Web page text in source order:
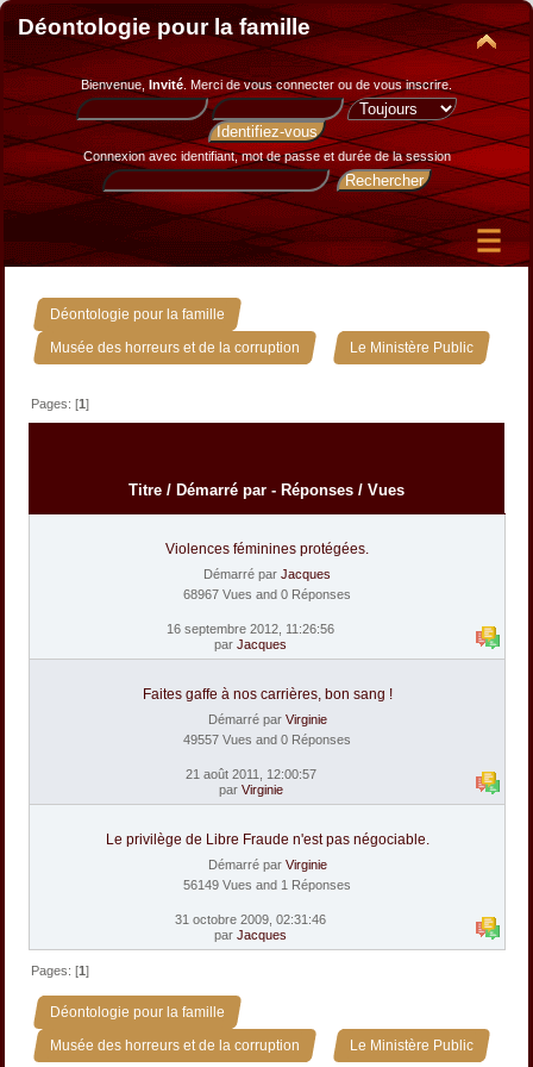
Déontologie pour la famille
Bienvenue, Invité. Merci devous connecter ou de vous inscrire.
Connexion avec identifiant, mot de passe et durée de la session
Déontologie pour la famille »
Musée des horreurs et de la corruption » Le Ministère Public
Pages: [1]
Titre / Démarré par - Réponses / Vues
Violences féminines protégées.
Démarré par Jacques
68967 Vues and 0 Réponses
16 septembre 2012, 11:26:56
par Jacques
Faites gaffe à nos carrières, bon sang !
Démarré par Virginie
49557 Vues and 0 Réponses
21 août 2011, 12:00:57
par Virginie
Le privilège de Libre Fraude n'est pas négociable.
Démarré par Virginie
56149 Vues and 1 Réponses
31 octobre 2009, 02:31:46
par Jacques
Pages: [1]
Déontologie pour la famille »
Musée des horreurs et de la corruption » Le Ministère Public